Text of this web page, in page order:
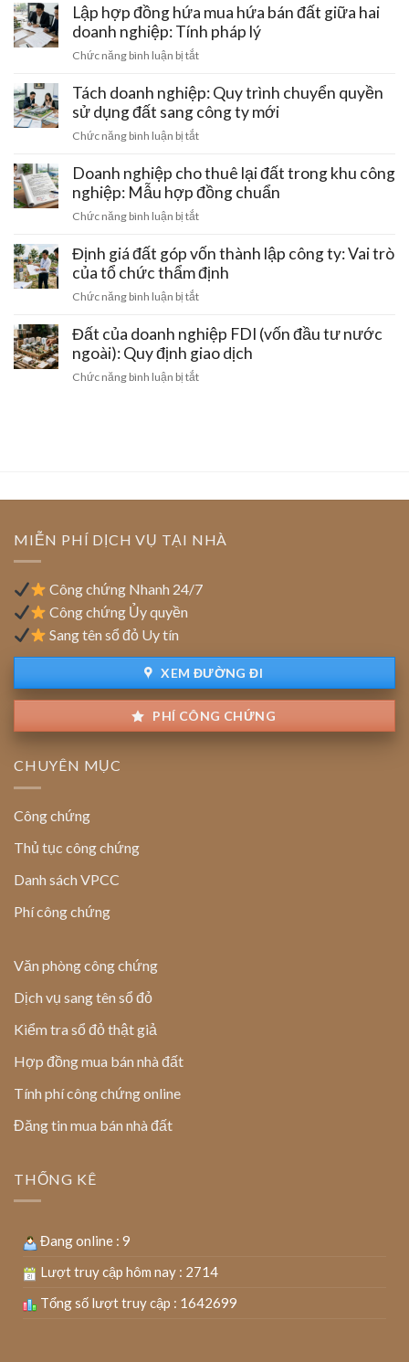
nút
thắt
pháp
lý
kinh
doanh
cao
của
đãi
tiền
thuê
nghiệp
chuyển
trụ
sở
Thủ
tục
địa
chỉ
trên
sổ
đất
Lập hợp đồng hứa mua hứa bán đất giữa hai
doanh nghiệp: Tính pháp lý
Chức năng bình luận bị tắtở
hợp
đồng
mua
bán
đất
doanh
nghiệp:
Tính
pháp
Tách doanh nghiệp: Quy trình chuyển quyền
sử dụng đất sang công ty mới
Chức năng bình luận bị tắtở
doanh
nghiệp:
trình
quyền
sử
sang
công
ty
mới
Doanh nghiệp cho thuê lại đất trong khu công
nghiệp: Mẫu hợp đồng chuẩn
Chức năng bình luận bị tắtở
nghiệp
cho
thuê
lại
trong
khu
Định giá đất góp vốn thành lập công ty: Vai trò
của tổ chức thẩm định
Chức năng bình luận bị tắtở
giá
đất
vốn
của
chức
Đất của doanh nghiệp FDI (vốn đầu tư nước
ngoài): Quy định giao dịch
Chức năng bình luận bị tắtở
đầu
nước
ngoài):
định
MIỄN PHÍ DỊCH VỤ TẠI NHÀ
Công chứng Nhanh 24/7
Công chứng Ủy quyền
Sang tên sổ đỏ Uy tín
XEM ĐƯỜNG ĐI
PHÍ CÔNG CHỨNG
CHUYÊN MỤC
Công chứng
Thủ tục công chứng
Danh sách VPCC
Phí công chứng
Văn phòng công chứng
Dịch vụ sang tên sổ đỏ
Kiểm tra sổ đỏ thật giả
Hợp đồng mua bán nhà đất
Tính phí công chứng online
Đăng tin mua bán nhà đất
THỐNG KÊ
Đang online : 9
Lượt truy cập hôm nay : 2714
Tổng số lượt truy cập : 1642699